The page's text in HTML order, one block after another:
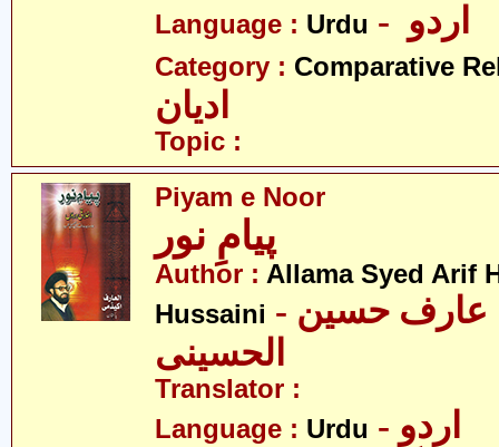
Language : Urdu
Category : Comparative
ادیان
Topic :
Piyam e Noor
پیامِ نور
Author : Allama Syed Arif
Hussaini - علامہ سید عارف حسین
الحسینی
Translator :
Language : Urdu - اردو